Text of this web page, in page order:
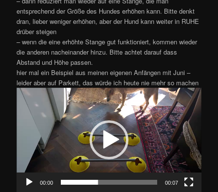
entsprechend der Größe des Hundes erhöhen kann. Bitte denkt
dran, lieber weniger erhöhen, aber der Hund kann weiter in RUHE
drüber steigen
– wenn die eine erhöhte Stange gut funktioniert, kommen wieder
die anderen nacheinander hinzu. Bitte achtet darauf dass
Abstand und Höhe passen.
hier mal ein Beispiel aus meinen eigenen Anfängen mit Juni –
leider aber auf Parkett, das würde ich heute nie mehr so machen
Video-
Player
00:00 00:07